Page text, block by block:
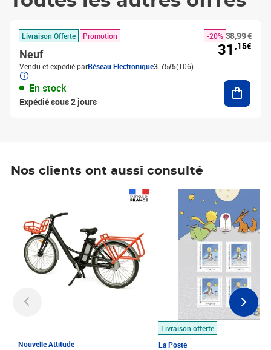
Livraison Offerte Promotion
Neuf
Vendu et expédié parRéseau Electronique3.75/5(106)
En stock
Expédié sous 2 jours
38,99 €
-20%
31 ,15€
Nos clients ont aussi consulté
Nouvelle Attitude
Livraison offerte
La Poste
Prix 7,50€